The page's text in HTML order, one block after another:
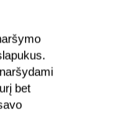
bet